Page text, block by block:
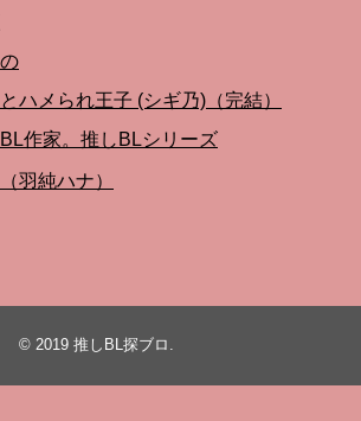
ハメられ王子 (シギ乃)（完結）
BL作家。推しBLシリーズ
羽純ハナ）
© 2019 推しBL探ブロ